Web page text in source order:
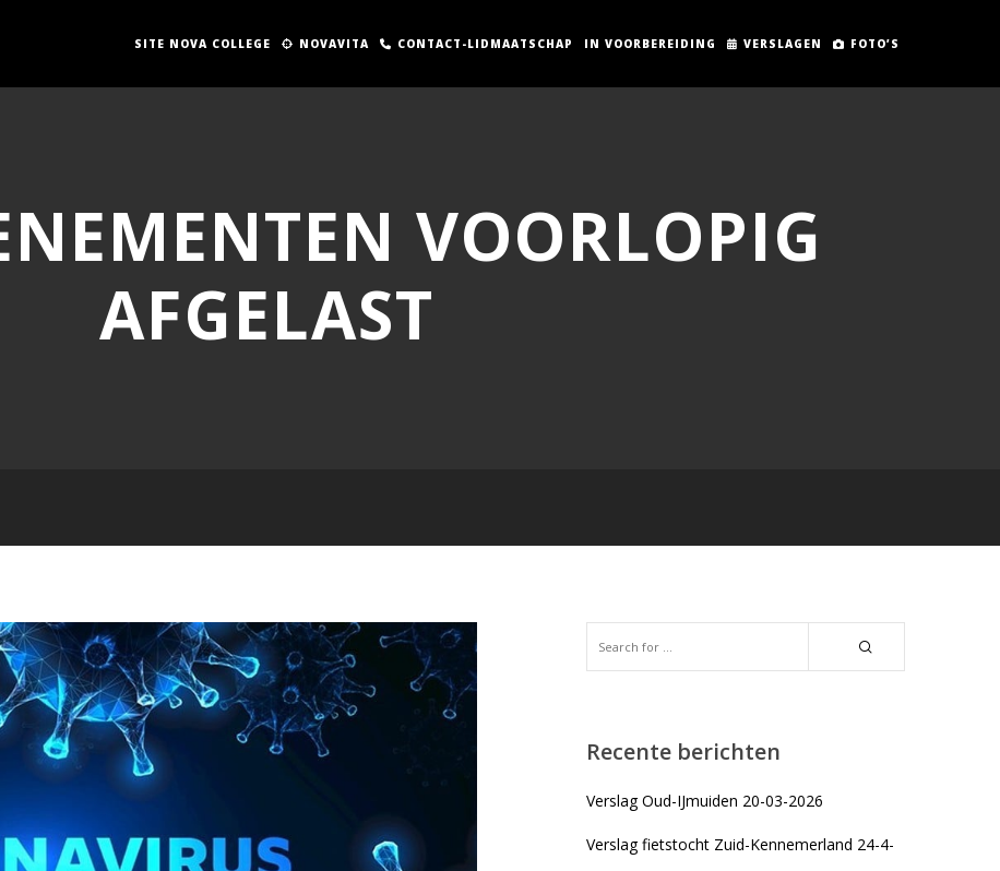
SITE NOVA COLLEGE NOVAVITA CONTACT-LIDMAATSCHAP IN VOORBEREIDING VERSLAGEN FOTO’S
VOORLOPIG
AFGELAST
Recente berichten
Verslag Oud-IJmuiden 20-03-2026
Verslag fietstocht Zuid-Kennemerland 24-4-